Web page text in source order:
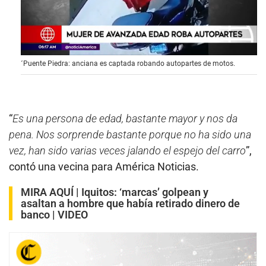
0
s
e
d
s
o
1
m
i
u
t
e
,
7
s
e
´Puente Piedra: anciana es captada robando autopartes de motos.
“Es una persona de edad, bastante mayor y nos da
pena. Nos sorprende bastante porque no ha sido una
vez, han sido varias veces jalando el espejo del carro”,
contó una vecina para América Noticias.
MIRA AQUÍ | Iquitos: ‘marcas’ golpean y
asaltan a hombre que había retirado dinero de
banco | VIDEO